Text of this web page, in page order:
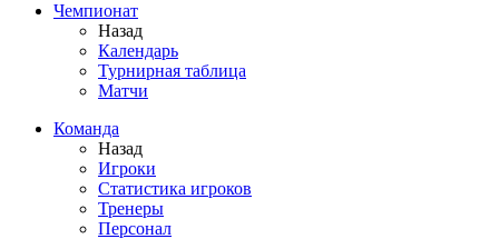
Чемпионат
Назад
Календарь
Турнирная таблица
Матчи
Команда
Назад
Игроки
Статистика игроков
Тренеры
Персонал